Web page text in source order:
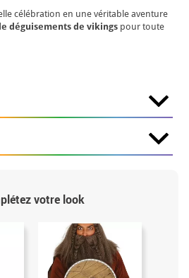
célébration en une véritable aventure
déguisements de vikings pour toute
votre look